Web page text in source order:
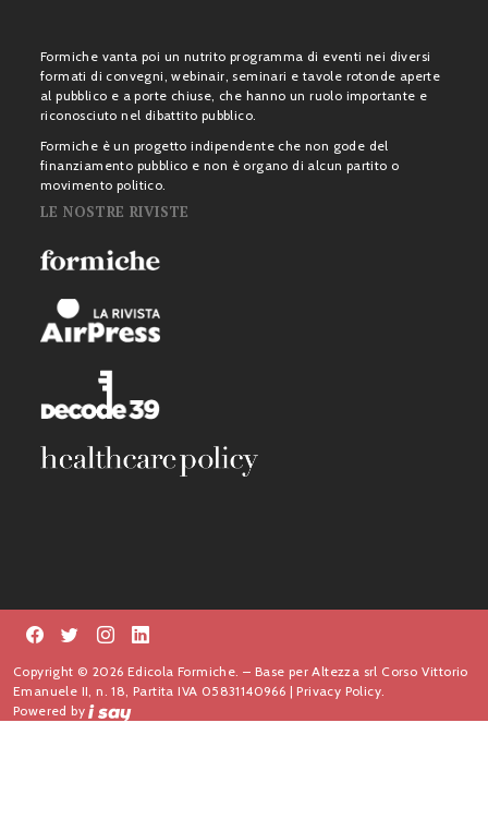
Formiche vanta poi un nutrito programma di eventi nei diversi
formati di convegni, webinair, seminari e tavole rotonde aperte
al pubblico e a porte chiuse, che hanno un ruolo importante e
riconosciuto nel dibattito pubblico.
Formiche è un progetto indipendente che non gode del
finanziamento pubblico e non è organo di alcun partito o
movimento politico.
LE NOSTRE RIVISTE
Copyright © 2026 Edicola Formiche. – Base per Altezza srl Corso Vittorio
Emanuele II, n. 18, Partita IVA 05831140966 |Privacy Policy.
Powered by